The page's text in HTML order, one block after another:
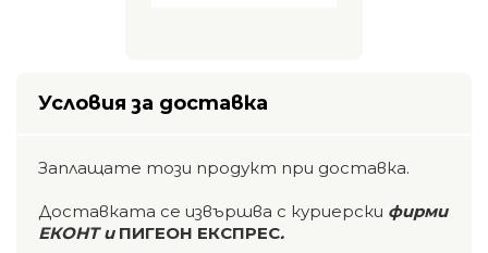
Условия за доставка
Заплащате този продукт при доставка.
Доставката се извършва с куриерски фирми
ЕКОНТ и ПИГЕОН ЕКСПРЕС.